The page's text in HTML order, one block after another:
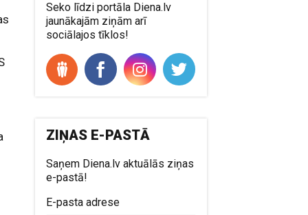
Seko līdzi portāla Diena.lv
jaunākajām ziņām arī
sociālajos tīklos!
ZIŅAS E-PASTĀ
Saņem Diena.lv aktuālās ziņas
e-pastā!
E-pasta adrese